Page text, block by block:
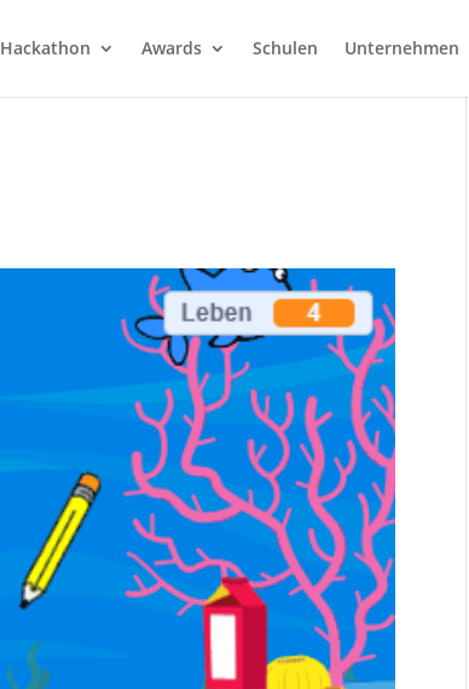
Hackathon Awards Schulen Unternehmen